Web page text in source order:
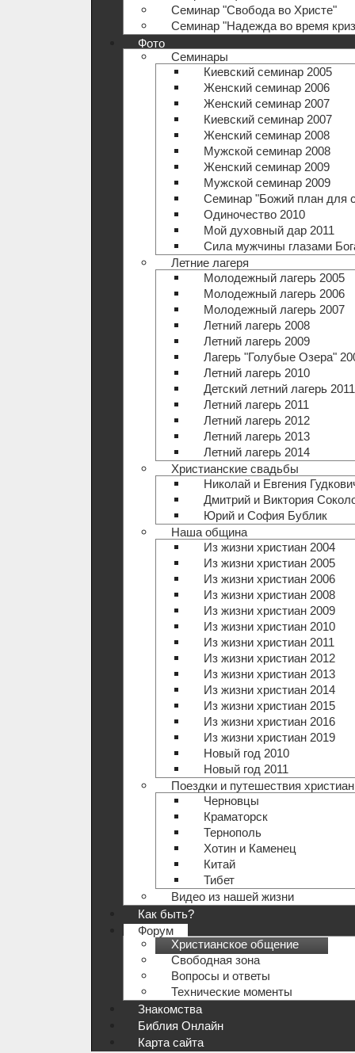
Семинар "Свобода во Христе"
Семинар "Надежда во время
Фото
Семинары
Киевский семинар 2005
Женский семинар 2006
Женский семинар 2007
Киевский семинар 2007
Женский семинар 2008
Мужской семинар 2008
Женский семинар 2009
Мужской семинар 2009
Семинар "Божий план для
Одиночество 2010
Мой духовный дар 2011
Сила мужчины глазами
Летние лагеря
Молодежный лагерь 2005
Молодежный лагерь 2006
Молодежный лагерь 2007
Летний лагерь 2008
Летний лагерь 2009
Лагерь "Голубые Озера"
Летний лагерь 2010
Детский летний лагерь 2011
Летний лагерь 2011
Летний лагерь 2012
Летний лагерь 2013
Летний лагерь 2014
Христианские свадьбы
Николай и Евгения
Дмитрий и Виктория
Юрий и София Бублик
Наша община
Из жизни христиан 2004
Из жизни христиан 2005
Из жизни христиан 2006
Из жизни христиан 2008
Из жизни христиан 2009
Из жизни христиан 2010
Из жизни христиан 2011
Из жизни христиан 2012
Из жизни христиан 2013
Из жизни христиан 2014
Из жизни христиан 2015
Из жизни христиан 2016
Из жизни христиан 2019
Новый год 2010
Новый год 2011
Поездки и путешествия христиан
Черновцы
Краматорск
Тернополь
Хотин и Каменец
Китай
Тибет
Видео из нашей жизни
Как быть?
Форум
Христианское общение
Свободная зона
Вопросы и ответы
Технические моменты
Знакомства
Библия Онлайн
Карта сайта